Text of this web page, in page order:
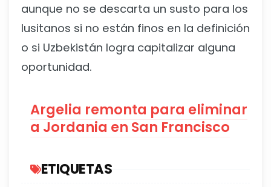
aunque no se descarta un susto para los
lusitanos si no están finos en la definición
o si Uzbekistán logra capitalizar alguna
oportunidad.
Argelia remonta para eliminar
a Jordania en San Francisco
ETIQUETAS